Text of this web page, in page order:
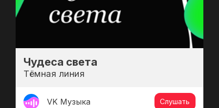
Чудеса света
Тёмная линия
VK Музыка Слушать